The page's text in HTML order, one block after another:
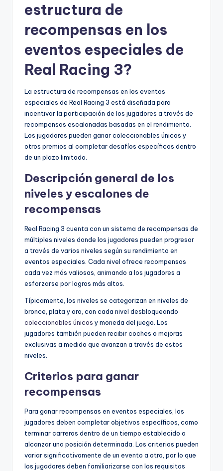
estructura de
recompensas en los
eventos especiales de
Real Racing 3?
La estructura de recompensas en los eventos
especiales de Real Racing 3 está diseñada para
incentivar la participación de los jugadores a través de
recompensas escalonadas basadas en el rendimiento.
Los jugadores pueden ganar coleccionables únicos y
otros premios al completar desafíos específicos dentro
de un plazo limitado.
Descripción general de los
niveles y escalones de
recompensas
Real Racing 3 cuenta con un sistema de recompensas de
múltiples niveles donde los jugadores pueden progresar
a través de varios niveles según su rendimiento en
eventos especiales. Cada nivel ofrece recompensas
cada vez más valiosas, animando a los jugadores a
esforzarse por logros más altos.
Típicamente, los niveles se categorizan en niveles de
bronce, plata y oro, con cada nivel desbloqueando
coleccionables únicos y moneda del juego. Los
jugadores también pueden recibir coches o mejoras
exclusivas a medida que avanzan a través de estos
niveles.
Criterios para ganar
recompensas
Para ganar recompensas en eventos especiales, los
jugadores deben completar objetivos específicos, como
terminar carreras dentro de un tiempo establecido o
alcanzar una posición determinada. Los criterios pueden
variar significativamente de un evento a otro, por lo que
los jugadores deben familiarizarse con los requisitos